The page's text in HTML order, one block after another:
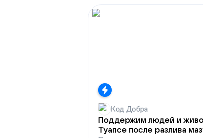
Код Добра
Поддержим людей и
Туапсе после разлива